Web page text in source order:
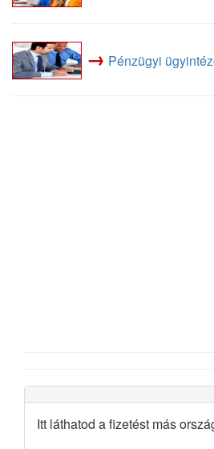
→ Pénzügyi
Itt láthatod a fizetést más